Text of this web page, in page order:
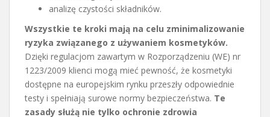
analizę czystości składników.
Wszystkie te kroki mają na celu zminimalizowanie
ryzyka związanego z używaniem kosmetyków.
Dzięki regulacjom zawartym w Rozporządzeniu (WE) nr
1223/2009 klienci mogą mieć pewność, że kosmetyki
dostępne na europejskim rynku przeszły odpowiednie
testy i spełniają surowe normy bezpieczeństwa. Te
zasady służą nie tylko ochronie zdrowia